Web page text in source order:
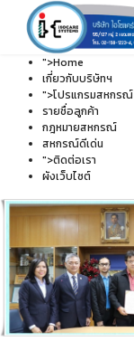
">Home
เกี่ยวกับบริษัทฯ
">โปรแกรมสหกรณ์
รายชื่อลูกค้า
กฎหมายสหกรณ์
สหกรณ์ดีเด่น
">ติดต่อเรา
ผังเว็บไซต์